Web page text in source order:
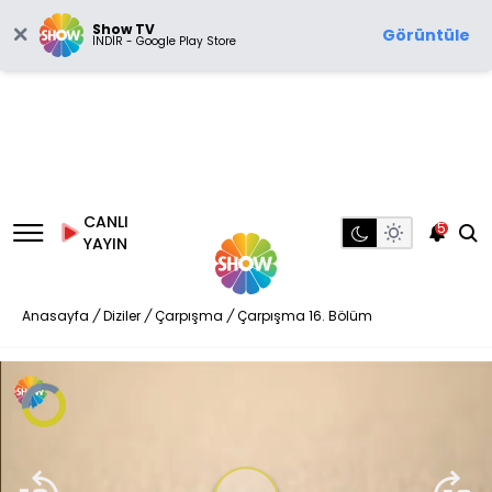
Show TV
İNDİR - Google Play Store Görüntüle
CANLI
YAYIN
5
Anasayfa / Diziler / Çarpışma / Çarpışma 16. Bölüm
Video
Oynatıcısı